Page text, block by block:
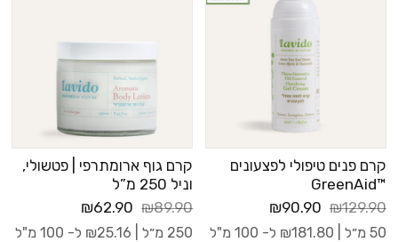
קרם פנים טיפולי לפצעונים
™GreenAid
₪129.90
₪90.90
50 מ״ל | ₪181.80 ל- 100 מ"ל
קרם גוף ארומתרפי | פטשולי,
וניל 250 מ”ל
₪89.90
₪62.90
250 מ״ל | ₪25.16 ל- 100 מ"ל